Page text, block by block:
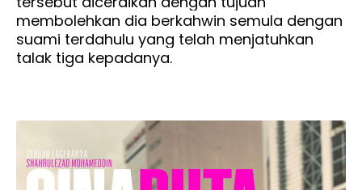
membolehkan dia berkahwin semula dengan
suami terdahulu yang telah menjatuhkan
talak tiga kepadanya.